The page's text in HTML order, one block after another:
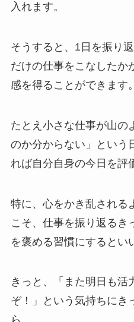
入れます。
そうすると、1日を振り
だけの仕事をこなしたか
感を得ることができます。
たとえ小さな仕事が山の
のか分からない」という
れば自分自身の今日を評
特に、心をかき乱される
こそ、仕事を振り返るき
を褒める習慣にするとい
きっと、「また明日も活
ぞ！」という気持ちにき